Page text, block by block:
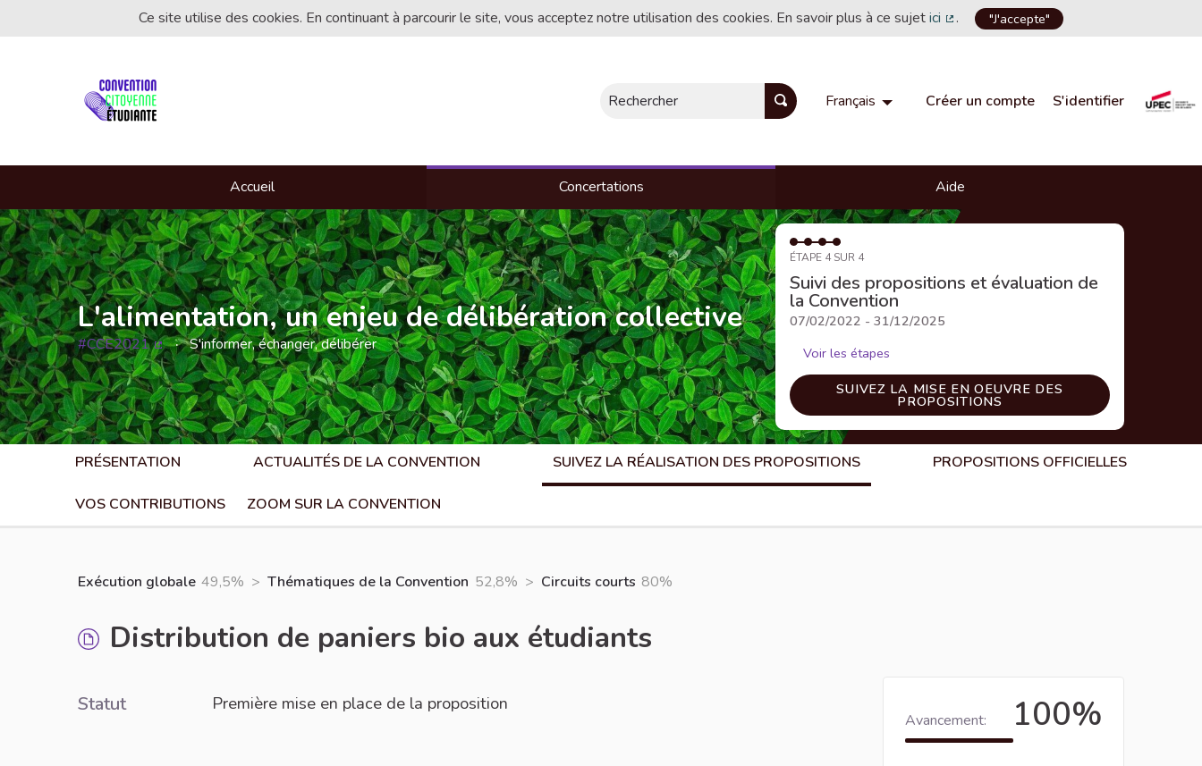
Ce site utilise des cookies. En continuant à parcourir le site, vous acceptez notre utilisation des cookies. En savoir plus à ce sujetici
(Lien externe)
. "J'accepte"
Rechercher Français Choisir la langueChoose language
Créer un compte S'identifier
Accueil Concertations Aide
L'alimentation, un enjeu de délibération collective
#CCE2021
(Lien externe)
S'informer, échanger, délibérer
ÉTAPE 4 SUR 4
Suivi des propositions et évaluation de
la Convention
07/02/2022 - 31/12/2025
Voir les étapes
SUIVEZ LA MISE EN OEUVRE DES
PROPOSITIONS
PRÉSENTATION ACTUALITÉS DE LA CONVENTION SUIVEZ LA RÉALISATION DES PROPOSITIONS PROPOSITIONS OFFICIELLES
VOS CONTRIBUTIONS ZOOM SUR LA CONVENTION
Exécution globale 49,5% > Thématiques de la Convention 52,8% > Circuits courts 80%
Distribution de paniers bio aux étudiants
Avancement: 100%
Statut Première mise en place de la proposition